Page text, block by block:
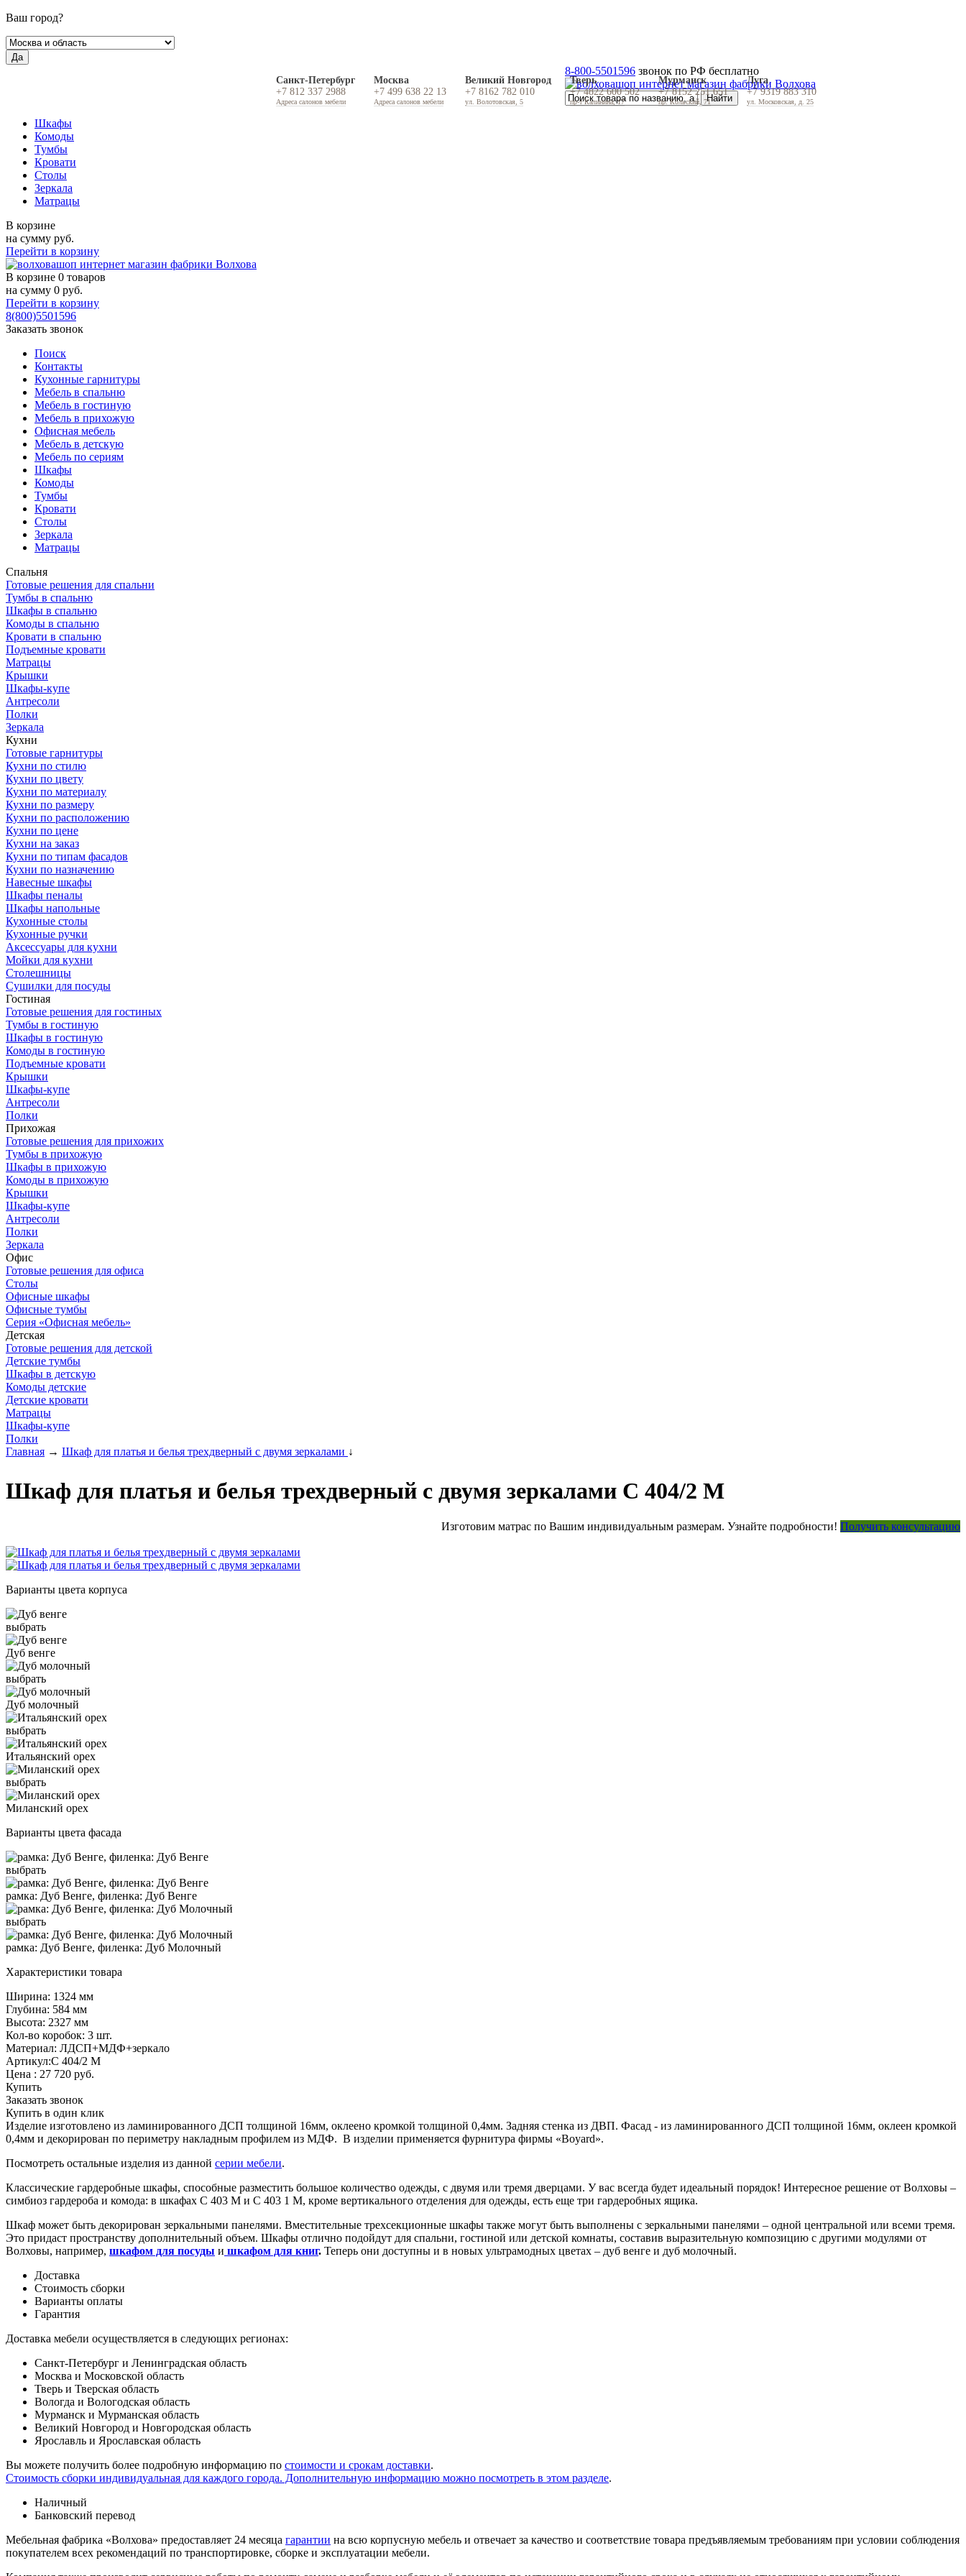
Ваш город?
Да
Санкт-Петербург
+7 812 337 2988
Адреса салонов мебели
Москва
+7 499 638 22 13
Адреса салонов мебели
Великий Новгород
+7 8162 782 010
ул. Волотовская, 5
Тверь
+7 4822 600 502
пр-т Калинина, 17
Мурманск
+7 8152 251 651
пр. Кольский, 71
Луга
+7 9319 883 310
ул. Московская, д. 25
8-800-5501596 звонок по РФ бесплатно
Шкафы
Комоды
Тумбы
Кровати
Столы
Зеркала
Матрацы
В корзине
на сумму руб.
Перейти в корзину
В корзине 0 товаров
на сумму 0 руб.
Перейти в корзину
8(800)5501596
Заказать звонок
Поиск
Контакты
Кухонные гарнитуры
Мебель в спальню
Мебель в гостиную
Мебель в прихожую
Офисная мебель
Мебель в детскую
Мебель по сериям
Шкафы
Комоды
Тумбы
Кровати
Столы
Зеркала
Матрацы
Спальня
Готовые решения для спальни
Тумбы в спальню
Шкафы в спальню
Комоды в спальню
Кровати в спальню
Подъемные кровати
Матрацы
Крышки
Шкафы-купе
Антресоли
Полки
Зеркала
Кухни
Готовые гарнитуры
Кухни по стилю
Кухни по цвету
Кухни по материалу
Кухни по размеру
Кухни по расположению
Кухни по цене
Кухни на заказ
Кухни по типам фасадов
Кухни по назначению
Навесные шкафы
Шкафы пеналы
Шкафы напольные
Кухонные столы
Кухонные ручки
Аксессуары для кухни
Мойки для кухни
Столешницы
Сушилки для посуды
Гостиная
Готовые решения для гостиных
Тумбы в гостиную
Шкафы в гостиную
Комоды в гостиную
Подъемные кровати
Крышки
Шкафы-купе
Антресоли
Полки
Прихожая
Готовые решения для прихожих
Тумбы в прихожую
Шкафы в прихожую
Комоды в прихожую
Крышки
Шкафы-купе
Антресоли
Полки
Зеркала
Офис
Готовые решения для офиса
Столы
Офисные шкафы
Офисные тумбы
Серия «Офисная мебель»
Детская
Готовые решения для детской
Детские тумбы
Шкафы в детскую
Комоды детские
Детские кровати
Матрацы
Шкафы-купе
Полки
Главная → Шкаф для платья и белья трехдверный с двумя зеркалами ↓
Шкаф для платья и белья трехдверный с двумя зеркалами С 404/2 М
Изготовим матрас по Вашим индивидуальным размерам. Узнайте подробности! Получить консультацию
Варианты цвета корпуса
выбрать
Дуб венге
выбрать
Дуб молочный
выбрать
Итальянский орех
выбрать
Миланский орех
Варианты цвета фасада
выбрать
рамка: Дуб Венге, филенка: Дуб Венге
выбрать
рамка: Дуб Венге, филенка: Дуб Молочный
Характеристики товара
Ширина: 1324 мм
Глубина: 584 мм
Высота: 2327 мм
Кол-во коробок: 3 шт.
Материал: ЛДСП+МДФ+зеркало
Артикул:С 404/2 М
Цена : 27 720 руб.
Купить
Заказать звонок
Купить в один клик
Изделие изготовлено из ламинированного ДСП толщиной 16мм, оклеено кромкой толщиной 0,4мм. Задняя стенка из ДВП. Фасад - из ламинированного ДСП толщиной 16мм, оклеен кромкой
0,4мм и декорирован по периметру накладным профилем из МДФ. В изделии применяется фурнитура фирмы «Boyard».
Посмотреть остальные изделия из данной серии мебели.
Классические гардеробные шкафы, способные разместить большое количество одежды, с двумя или тремя дверцами. У вас всегда будет идеальный порядок! Интересное решение от Волховы –
симбиоз гардероба и комода: в шкафах С 403 М и С 403 1 М, кроме вертикального отделения для одежды, есть еще три гардеробных ящика.
Шкаф может быть декорирован зеркальными панелями. Вместительные трехсекционные шкафы также могут быть выполнены с зеркальными панелями – одной центральной или всеми тремя.
Это придаст пространству дополнительный объем. Шкафы отлично подойдут для спальни, гостиной или детской комнаты, составив выразительную композицию с другими модулями от
Волховы, например, шкафом для посуды и шкафом для книг. Теперь они доступны и в новых ультрамодных цветах – дуб венге и дуб молочный.
Доставка
Стоимость сборки
Варианты оплаты
Гарантия
Доставка мебели осуществляется в следующих регионах:
Санкт-Петербург и Ленинградская область
Москва и Московской область
Тверь и Тверская область
Вологда и Вологодская область
Мурманск и Мурманская область
Великий Новгород и Новгородская область
Ярославль и Ярославская область
Вы можете получить более подробную информацию по стоимости и срокам доставки.
Стоимость сборки индивидуальная для каждого города. Дополнительную информацию можно посмотреть в этом разделе.
Наличный
Банковский перевод
Мебельная фабрика «Волхова» предоставляет 24 месяца гарантии на всю корпусную мебель и отвечает за качество и соответствие товара предъяв­ляе­мым требованиям при условии соблюдения
покупателем всех рекомендаций по транспорти­ровке, сборке и эксплуатации мебели.